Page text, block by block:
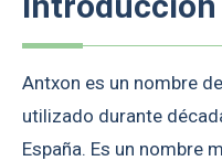
Antxon es un nombre
utilizado durante
España. Es un nombre